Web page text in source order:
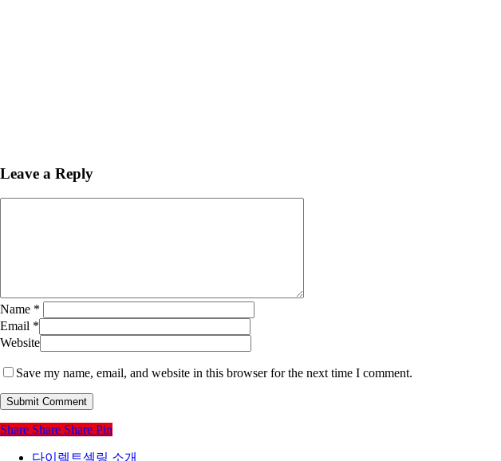
Leave a Reply
Name *
Email *
Website
Save my name, email, and website in this browser for the next time I comment.
Share Share Share Pin
다이렉트셀링 소개